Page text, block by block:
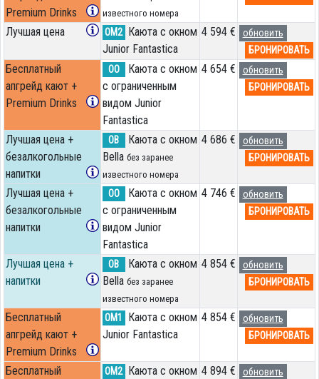
Premium Drinks
известного номера
Лучшая цена OM2
Каюта с окном
Junior Fantastica
4 594 €
обновить
БРОНИРОВАТЬ
Бесплатный
апгрейд кают +
Premium Drinks
OO
Каюта с окном
с ограниченным
видом Junior
Fantastica
4 654 €
обновить
БРОНИРОВАТЬ
Лучшая цена +
безалкогольные
напитки
OB
Каюта с окном
Bella без заранее
известного номера
4 686 €
обновить
БРОНИРОВАТЬ
Лучшая цена +
безалкогольные
напитки
OO
Каюта с окном
с ограниченным
видом Junior
Fantastica
4 746 €
обновить
БРОНИРОВАТЬ
Лучшая цена +
напитки
OB
Каюта с окном
Bella без заранее
известного номера
4 854 €
обновить
БРОНИРОВАТЬ
Бесплатный
апгрейд кают +
Premium Drinks
OM1
Каюта с окном
Junior Fantastica
4 854 €
обновить
БРОНИРОВАТЬ
Бесплатный
OM2
Каюта с окном 4 894 €
обновить